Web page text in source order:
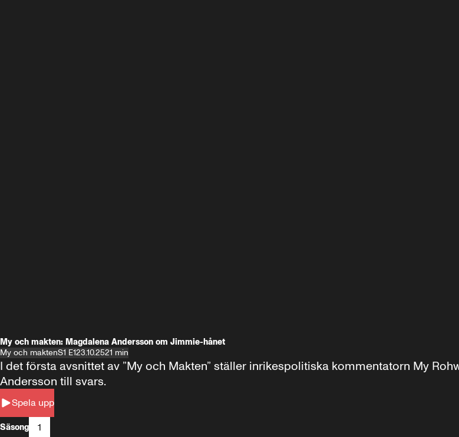
My och makten: Magdalena Andersson om Jimmie-hånet
My och maktenS1 E123.10.2521 min
Spela upp
I det första avsnittet av ”My och Makten” ställer inrikespolitiska kommentatorn My
Andersson till svars.
Säsong 1